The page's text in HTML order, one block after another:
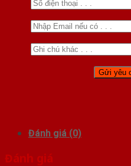
Đánh giá (0)
Đánh giá